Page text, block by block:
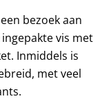
bezoek aan
vis met
Inmiddels is
met veel